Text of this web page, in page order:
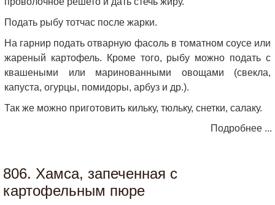
Подать рыбу тотчас после жарки.
На гарнир подать отварную фасоль в томатном соусе или
жареный картофель. Кроме того, рыбу можно подать с
квашеными или маринованными овощами (свекла,
капуста, огурцы, помидоры, арбуз и др.).
Так же можно приготовить кильку, тюльку, снетки, салаку.
Подробнее ...
806. Хамса, запеченная с
картофельным пюре